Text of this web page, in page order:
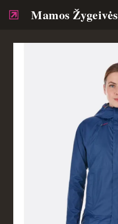
Mamos Žygeivės